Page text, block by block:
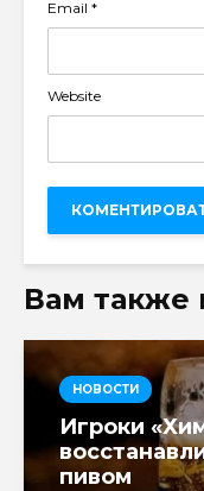
Email *
Website
Вам также
НОВОСТИ
Игроки
пивом